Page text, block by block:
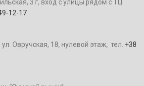
3 г, вход с улицы рядом с ТЦ
12-17
Овручская, 18, нулевой этаж, тел. +38